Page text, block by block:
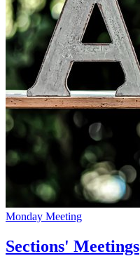
Monday Meeting
Sections' Meetings